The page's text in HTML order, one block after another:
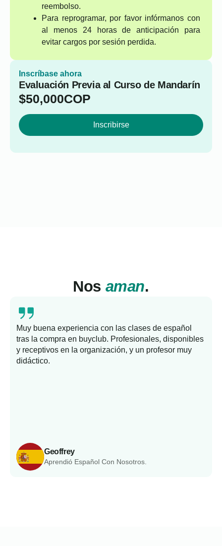
reembolso.
Para reprogramar, por favor infórmanos con
al menos 24 horas de anticipación para
evitar cargos por sesión perdida.
Inscríbase ahora
Evaluación Previa al Curso de Mandarín
$50,000COP
Inscribirse
Nos aman.
Geoffrey
Aprendió Español Con Nosotros.
Muy buena experiencia con las clases de español
tras la compra en buyclub. Profesionales, disponibles
y receptivos en la organización, y un profesor muy
didáctico.